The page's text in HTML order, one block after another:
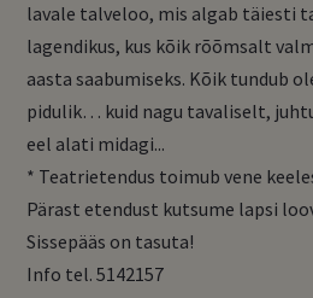
lavale talveloo, mis algab täiesti
lagendikus, kus kõik rõõmsalt
aasta saabumiseks. Kõik tundub
pidulik… kuid nagu tavaliselt,
eel alati midagi...
* Teatrietendus toimub vene
Pärast etendust kutsume lapsi
Sissepääs on tasuta!
Info tel. 5142157